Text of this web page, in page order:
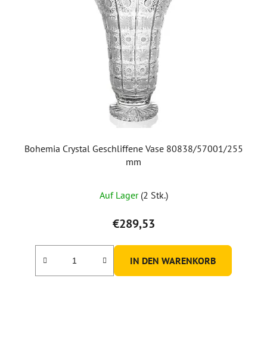
Bohemia Crystal Geschliffene Vase 80838/57001/255
mm
durchschnittliche
Produktbewertung
ist
5,0
von
Auf Lager (2 Stk.)
€289,53
IN DEN WARENKORB